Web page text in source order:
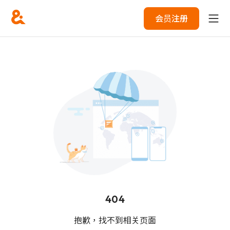
会员注册
404
抱歉，找不到相关页面